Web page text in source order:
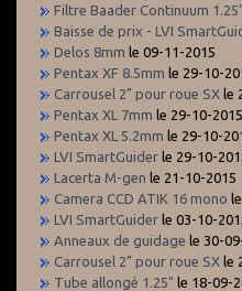
Filtre Baader Continuum 1.25"
Baisse de prix - LVI
Delos 8mm le 09-11-2015
Pentax XF 8.5mm le 29-10-
Carrousel 2" pour roue SX le
Pentax XL 7mm le 29-10-2015
Pentax XL 5.2mm le 29-10-
LVI SmartGuider le 29-10-
Lacerta M-gen le 21-10-2015
Camera CCD ATIK 16 mono
LVI SmartGuider le 03-10-
Anneaux de guidage le 30-
Carrousel 2" pour roue SX le
Tube allongé 1.25" le 18-09-